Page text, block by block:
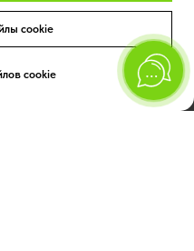
Акции
Отзывы
cookie
cookie